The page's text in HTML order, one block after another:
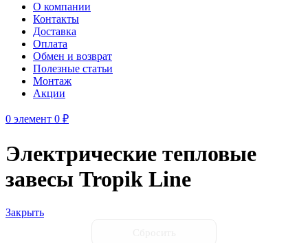
О компании
Контакты
Доставка
Оплата
Обмен и возврат
Полезные статьи
Монтаж
Акции
0 элемент 0 ₽
Электрические тепловые
завесы Tropik Line
Закрыть